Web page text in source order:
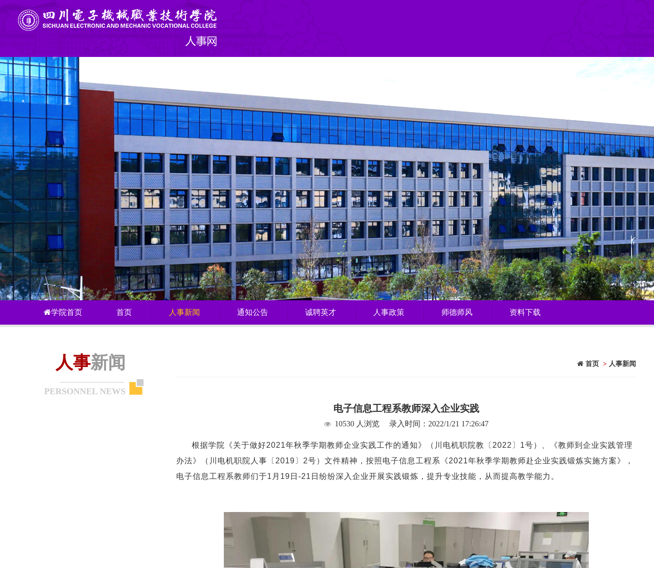
学院首页 首页 人事新闻 通知公告 诚聘英才 人事政策 师德师风 资料下载
人事新闻
PERSONNEL NEWS
首页 > 人事新闻
电子信息工程系教师深入企业实践
10530 人浏览 录入时间：2022/1/21 17:26:47
根据学院《关于做好2021年秋季学期教师企业实践工作的通知》（川电机职院教〔2022〕1号）、《教师到企业实践管理
办法》（川电机职院人事〔2019〕2号）文件精神，按照电子信息工程系《2021年秋季学期教师赴企业实践锻炼实施方案》，
电子信息工程系教师们于1月19日-21日纷纷深入企业开展实践锻炼，提升专业技能，从而提高教学能力。